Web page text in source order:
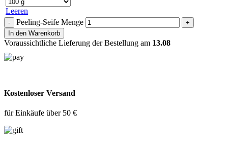
Leeren
Peeling-Seife Menge
In den Warenkorb
Voraussichtliche Lieferung der Bestellung am 13.08
Kostenloser Versand
für Einkäufe über 50 €